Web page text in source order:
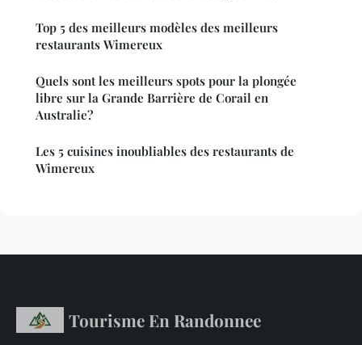
Top 5 des meilleurs modèles des meilleurs
restaurants Wimereux
Quels sont les meilleurs spots pour la plongée
libre sur la Grande Barrière de Corail en
Australie?
Les 5 cuisines inoubliables des restaurants de
Wimereux
Tourisme En Randonnee